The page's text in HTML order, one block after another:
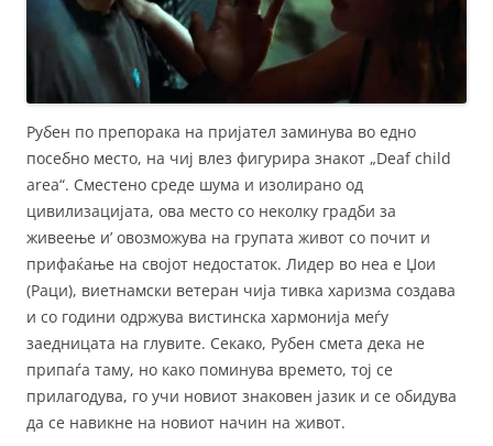
Рубен по препорака на пријател заминува во едно
посебно место, на чиј влез фигурира знакот „Deaf child
area“. Сместено среде шума и изолирано од
цивилизацијата, ова место со неколку градби за
живеење и’ овозможува на групата живот со почит и
прифаќање на својот недостаток. Лидер во неа е Џои
(Раци), виетнамски ветеран чија тивка харизма создава
и со години одржува вистинска хармонија меѓу
заедницата на глувите. Секако, Рубен смета дека не
припаѓа таму, но како поминува времето, тој се
прилагодува, го учи новиот знаковен јазик и се обидува
да се навикне на новиот начин на живот.